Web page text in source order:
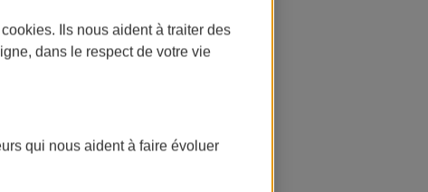
cookies. Ils nous aident à traiter des
dans le respect de votre vie
qui nous aident à faire évoluer